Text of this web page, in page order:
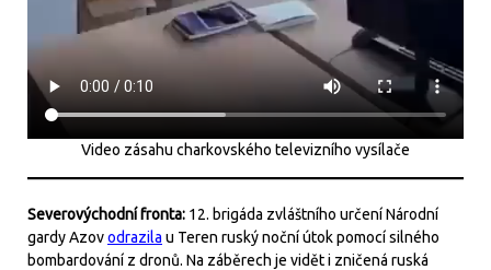
Video zásahu charkovského televizního vysílače
Severovýchodní fronta: 12. brigáda zvláštního určení Národní
gardy Azovodrazila u Teren ruský noční útok pomocí silného
bombardování z dronů. Na záběrech je vidět i zničená ruská